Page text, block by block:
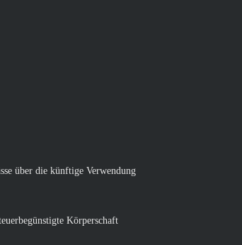
über die künftige Verwendung
Körperschaft